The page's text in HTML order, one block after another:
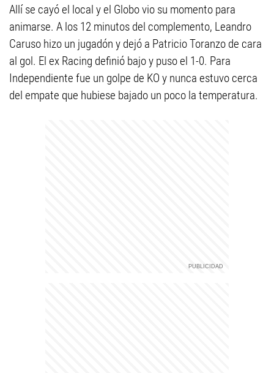
Allí se cayó el local y el Globo vio su momento para
animarse. A los 12 minutos del complemento, Leandro
Caruso hizo un jugadón y dejó a Patricio Toranzo de cara
al gol. El ex Racing definió bajo y puso el 1-0. Para
Independiente fue un golpe de KO y nunca estuvo cerca
del empate que hubiese bajado un poco la temperatura.